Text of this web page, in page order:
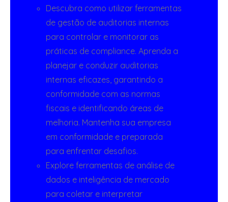
Descubra como utilizar ferramentas
de gestão de auditorias internas
para controlar e monitorar as
práticas de compliance. Aprenda a
planejar e conduzir auditorias
internas eficazes, garantindo a
conformidade com as normas
fiscais e identificando áreas de
melhoria. Mantenha sua empresa
em conformidade e preparada
para enfrentar desafios.
Explore ferramentas de análise de
dados e inteligência de mercado
para coletar e interpretar